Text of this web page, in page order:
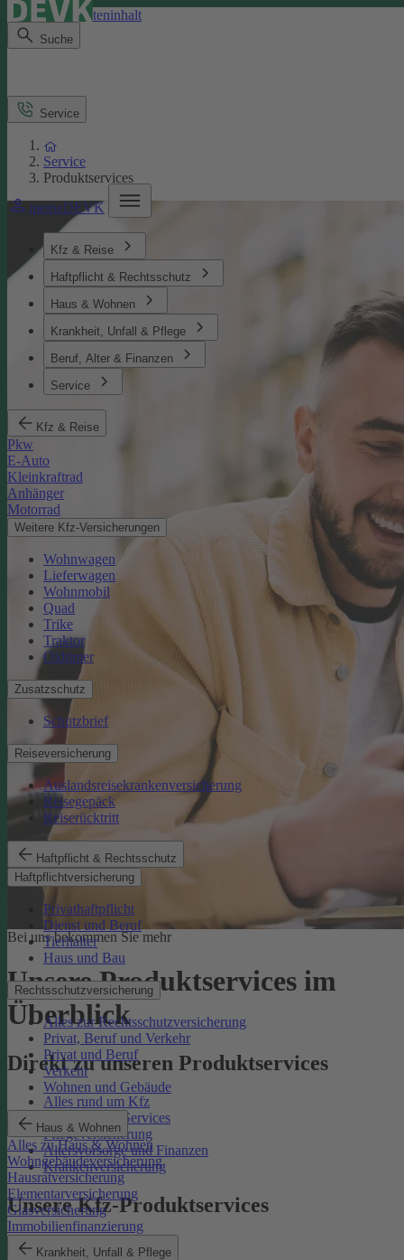
Direkt zum Seiteninhalt
Suche
meineDEVK
Kfz & Reise
Haftpflicht & Rechtsschutz
Haus & Wohnen
Krankheit, Unfall & Pflege
Beruf, Alter & Finanzen
Service
Kfz & Reise
Pkw
E-Auto
Kleinkraftrad
Anhänger
Motorrad
Weitere Kfz-Versicherungen
Wohnwagen
Lieferwagen
Wohnmobil
Quad
Trike
Traktor
Oldtimer
Zusatzschutz
Schutzbrief
Reiseversicherung
Auslandsreisekrankenversicherung
Reisegepäck
Reiserücktritt
Haftpflicht & Rechtsschutz
Haftpflichtversicherung
Privathaftpflicht
Dienst und Beruf
Tierhalter
Haus und Bau
Rechtsschutzversicherung
Alles zur Rechtsschutzversicherung
Privat, Beruf und Verkehr
Privat und Beruf
Verkehr
Wohnen und Gebäude
Haus & Wohnen
Alles zu Haus & Wohnen
Wohngebäudeversicherung
Hausratversicherung
Elementarversicherung
Glasversicherung
Immobilienfinanzierung
Krankheit, Unfall & Pflege
Service
Service
Produktservices
Bei uns bekommen Sie mehr
Unsere Produktservices im
Überblick
Direkt zu unseren Produktservices
Alles rund um Kfz
Rechtsschutz-Services
Pflegeversicherung
Altersvorsorge und Finanzen
Krankenversicherung
Unsere Kfz-Produktservices
eVB-Nummer